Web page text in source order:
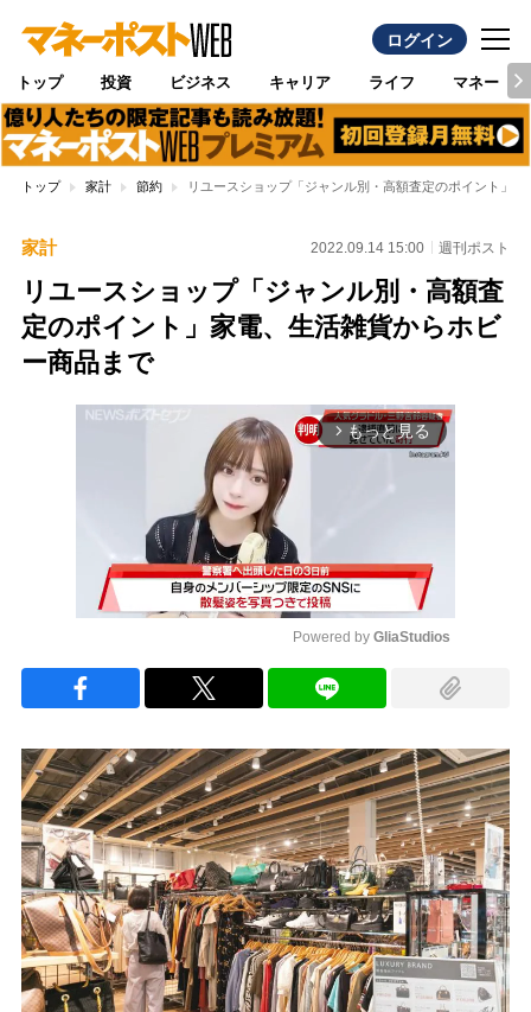
ログイン
トップ 投資 ビジネス キャリア ライフ マネー
トップ 家計 節約 リユースショップ「ジャンル別・高額査定のポイント」
家計 2022.09.14 15:00 週刊ポスト
リユースショップ「ジャンル別・高額査
定のポイント」家電、生活雑貨からホビ
ー商品まで
arrow_forward_ios もっと見る
Powered by GliaStudios